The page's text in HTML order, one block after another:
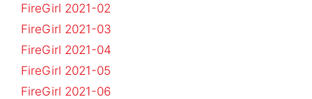
FireGirl 2021-02
FireGirl 2021-03
FireGirl 2021-04
FireGirl 2021-05
FireGirl 2021-06